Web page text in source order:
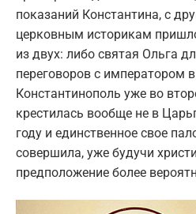
показаний Константина, с
церковным историкам
из двух: либо святая Ольга
переговоров с императором
Константинополь уже во
крестилась вообще не в
году и единственное свое
совершила, уже будучи
предположение более